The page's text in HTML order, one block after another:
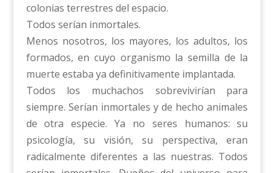
colonias terrestres del espacio.
Todos serían inmortales.
Menos nosotros, los mayores, los adultos, los
formados, en cuyo organismo la semilla de la
muerte estaba ya definitivamente implantada.
Todos los muchachos sobrevivirían para
siempre. Serían inmortales y de hecho animales
de otra especie. Ya no seres humanos: su
psicología, su visión, su perspectiva, eran
radicalmente diferentes a las nuestras. Todos